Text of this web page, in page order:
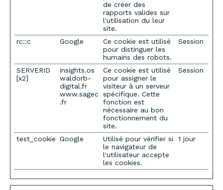
de créer des
rapports valides sur
l'utilisation du leur
site.
rc::c Google
Ce cookie est utilisé
pour distinguer les
humains des robots.
Session
SERVERID
[x2]
insights.os
waldorb-
digital.fr
www.sagec
.fr
Ce cookie est utilisé
pour assigner le
visiteur à un serveur
spécifique. Cette
fonction est
nécessaire au bon
fonctionnement du
site.
Session
test_cookie Google
Utilisé pour vérifier si
le navigateur de
l'utilisateur accepte
les cookies.
1 jour